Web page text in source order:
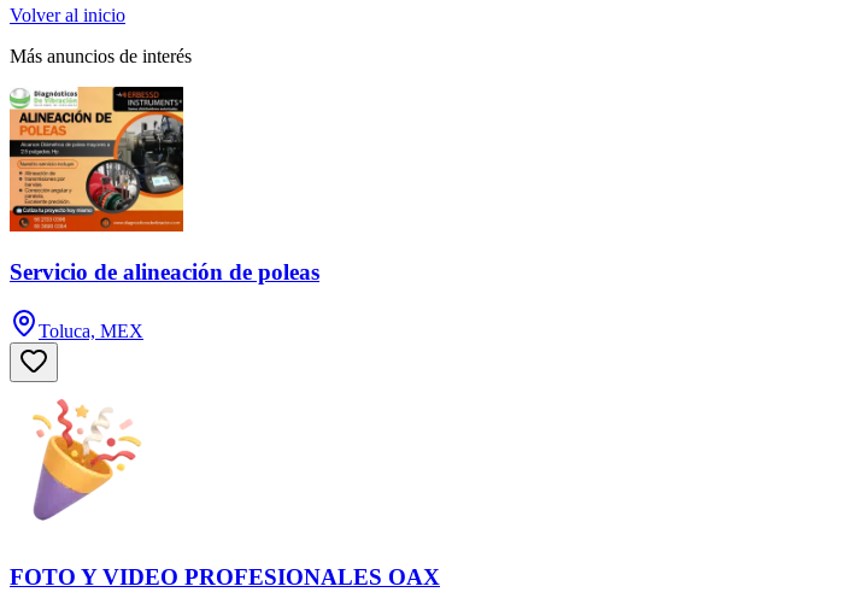
Volver al inicio
Más anuncios de interés
Servicio de alineación de poleas
Toluca, MEX
FOTO Y VIDEO PROFESIONALES OAX